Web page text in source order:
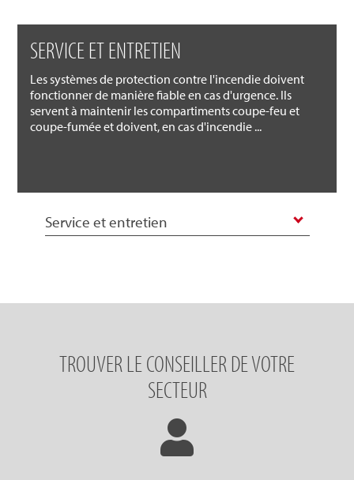
SERVICE ET ENTRETIEN
Les systèmes de protection contre l'incendie doivent
fonctionner de manière fiable en cas d'urgence. Ils
servent à maintenir les compartiments coupe-feu et
coupe-fumée et doivent, en cas d'incendie ...
Service et entretien
TROUVER LE CONSEILLER DE VOTRE
SECTEUR